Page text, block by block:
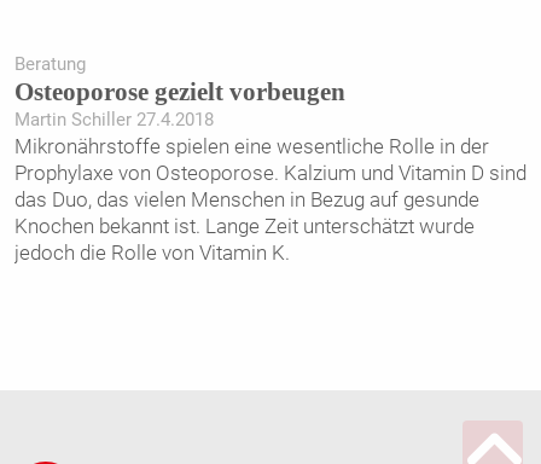
Beratung
Osteoporose gezielt vorbeugen
Martin Schiller 27.4.2018
Mikronährstoffe spielen eine wesentliche Rolle in der
Prophylaxe von Osteoporose. Kalzium und Vitamin D sind
das Duo, das vielen Menschen in Bezug auf gesunde
Knochen bekannt ist. Lange Zeit unterschätzt wurde
jedoch die Rolle von Vitamin K.